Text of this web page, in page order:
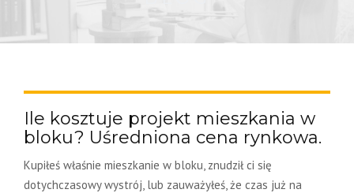
Ile kosztuje projekt mieszkania w
bloku? Uśredniona cena rynkowa.
Kupiłeś właśnie mieszkanie w bloku, znudził ci się
dotychczasowy wystrój, lub zauważyłeś, że czas już na